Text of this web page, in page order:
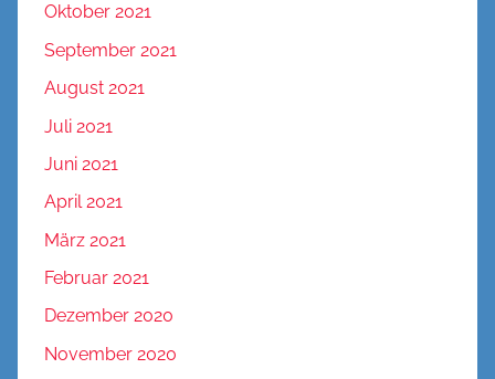
Oktober 2021
September 2021
August 2021
Juli 2021
Juni 2021
April 2021
März 2021
Februar 2021
Dezember 2020
November 2020